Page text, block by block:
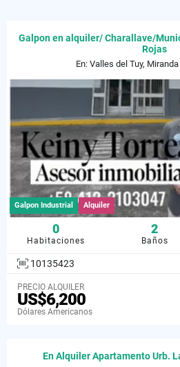
Galpon en alquiler/ Charallave/
Rojas
En: Valles del Tuy,
Galpon Industrial Alquiler
0
Habitaciones
2
Baños
10135423
PRECIO ALQUILER
US$6,200
Dólares Americanos
En Alquiler Apartamento Urb.